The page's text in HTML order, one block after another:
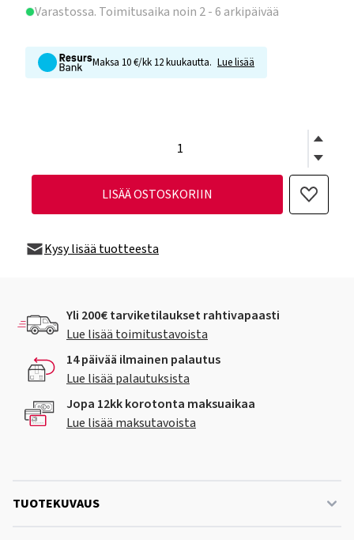
Varastossa. Toimitusaika noin 2 - 6 arkipäivää
Maksa 10 €/kk 12 kuukautta. Lue lisää
LISÄÄ OSTOSKORIIN
Kysy lisää tuotteesta
Yli 200€ tarviketilaukset rahtivapaasti
Lue lisää toimitustavoista
14 päivää ilmainen palautus
Lue lisää palautuksista
Jopa 12kk korotonta maksuaikaa
Lue lisää maksutavoista
TUOTEKUVAUS